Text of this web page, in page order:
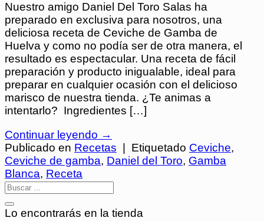
Nuestro amigo Daniel Del Toro Salas ha
preparado en exclusiva para nosotros, una
deliciosa receta de Ceviche de Gamba de
Huelva y como no podía ser de otra manera, el
resultado es espectacular. Una receta de fácil
preparación y producto inigualable, ideal para
preparar en cualquier ocasión con el delicioso
marisco de nuestra tienda. ¿Te animas a
intentarlo? Ingredientes […]
Continuar leyendo →
Publicado en Recetas Etiquetado Ceviche,
Ceviche de gamba, Daniel del Toro, Gamba
Blanca, Receta
Lo encontrarás en la tienda